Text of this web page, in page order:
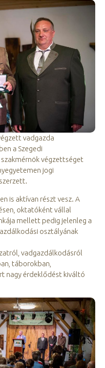
vadgazda
a Szegedi
végzettséget
jogi
is aktívan részt vesz. A
oktatóként vállal
mellett pedig jelenleg a
osztályának
vadgazdálkodásról
táborokban,
nagy érdeklődést kiváltó